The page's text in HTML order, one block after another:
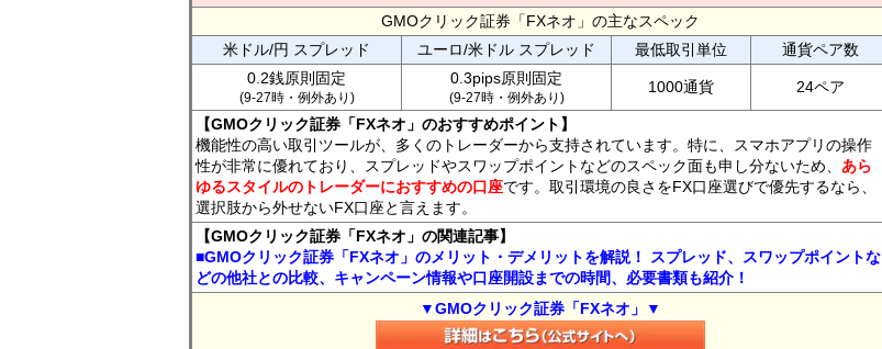
GMOクリック証券「FXネオ」の主なスペック
米ドル/円 スプレッド
ユーロ/米ドル スプレッド 最低取引単位
通貨ペア数
0.2銭原則固定
(9-27時・例外あり)
0.3pips原則固定
(9-27時・例外あり)
1000通貨 24ペア
【GMOクリック証券「FXネオ」のおすすめポイント】
機能性の高い取引ツールが、多くのトレーダーから支持されています。特に、スマホアプリの操作
性が非常に優れており、スプレッドやスワップポイントなどのスペック面も申し分ないため、 あら
ゆるスタイルのトレーダーにおすすめの口座です。取引環境の良さをFX口座選びで優先するなら、
選択肢から外せないFX口座と言えます。
【GMOクリック証券「FXネオ」の関連記事】
■GMOクリック証券「FXネオ」のメリット・デメリットを解説！ スプレッド、スワップポイントな
どの他社との比較、キャンペーン情報や口座開設までの時間、必要書類も紹介！
▼GMOクリック証券「FXネオ」▼